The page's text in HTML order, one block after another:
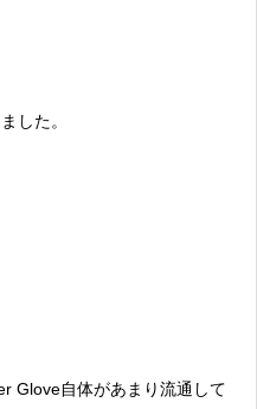
した。
Glove自体があまり流通して